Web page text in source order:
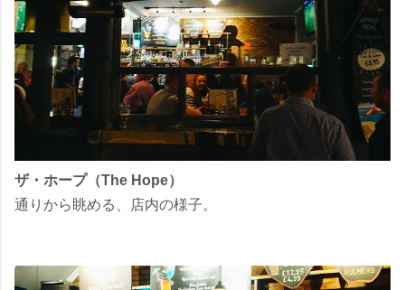
ザ・ホープ（The Hope）
通りから眺める、店内の様子。